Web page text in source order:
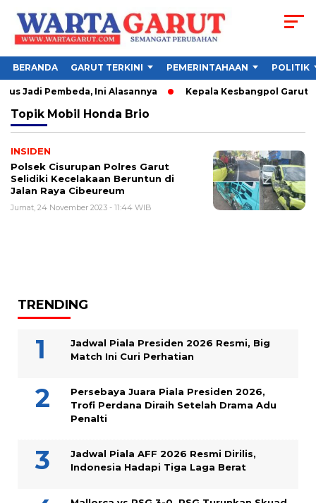
BERANDA GARUT TERKINI PEMERINTAHAAN POLITIK
Jadi Pembeda, Ini Alasannya Kepala Kesbangpol Garut
Topik Mobil Honda Brio
INSIDEN
Polsek Cisurupan Polres Garut
Selidiki Kecelakaan Beruntun di
Jalan Raya Cibeureum
Jumat, 24 November 2023 - 11:44 WIB
TRENDING
Jadwal Piala Presiden 2026 Resmi, Big
Match Ini Curi Perhatian
Persebaya Juara Piala Presiden 2026,
Trofi Perdana Diraih Setelah Drama Adu
Penalti
Jadwal Piala AFF 2026 Resmi Dirilis,
Indonesia Hadapi Tiga Laga Berat